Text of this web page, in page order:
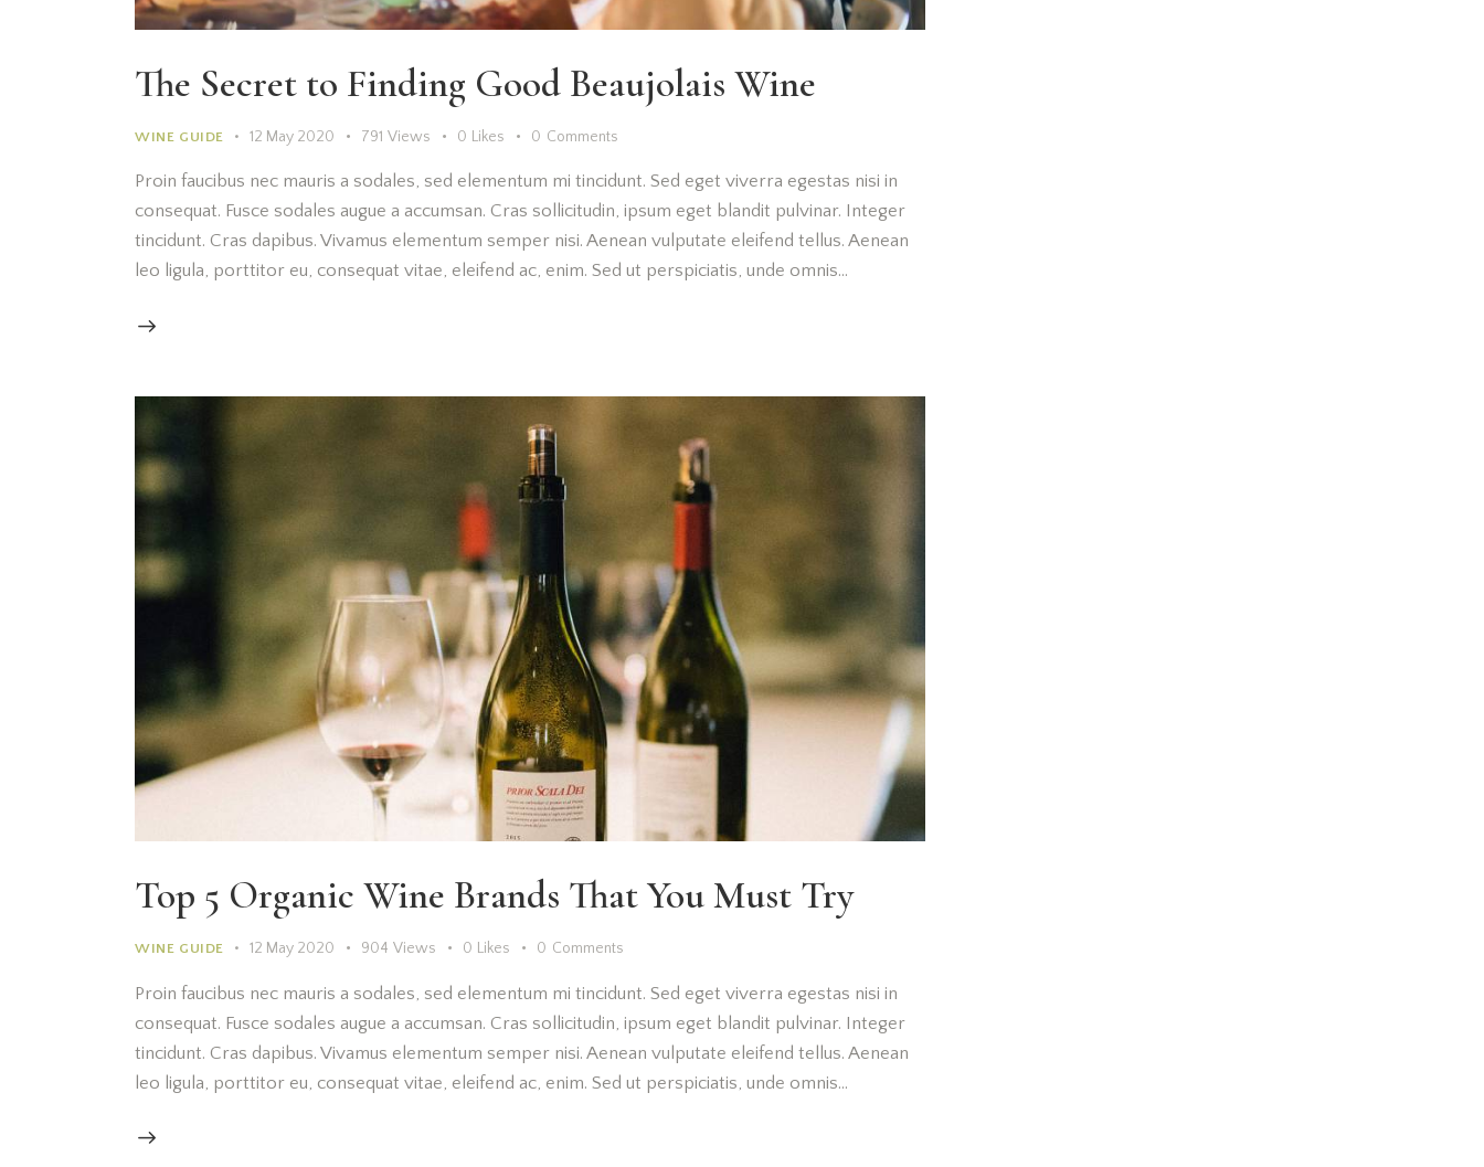
The Secret to Finding Good Beaujolais Wine
WINE GUIDE 12 May 2020 791 Views 0 Likes 0 Comments
Proin faucibus nec mauris a sodales, sed elementum mi tincidunt. Sed eget viverra egestas nisi in
consequat. Fusce sodales augue a accumsan. Cras sollicitudin, ipsum eget blandit pulvinar. Integer
tincidunt. Cras dapibus. Vivamus elementum semper nisi. Aenean vulputate eleifend tellus. Aenean
leo ligula, porttitor eu, consequat vitae, eleifend ac, enim. Sed ut perspiciatis, unde omnis…
Top 5 Organic Wine Brands That You Must Try
WINE GUIDE 12 May 2020 904 Views 0 Likes 0 Comments
Proin faucibus nec mauris a sodales, sed elementum mi tincidunt. Sed eget viverra egestas nisi in
consequat. Fusce sodales augue a accumsan. Cras sollicitudin, ipsum eget blandit pulvinar. Integer
tincidunt. Cras dapibus. Vivamus elementum semper nisi. Aenean vulputate eleifend tellus. Aenean
leo ligula, porttitor eu, consequat vitae, eleifend ac, enim. Sed ut perspiciatis, unde omnis…